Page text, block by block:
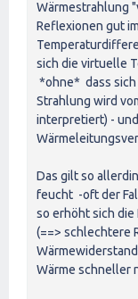
Wärmestrahlung
Reflexionen gut
sich die virtuelle
*ohne* dass sich
Strahlung wird
interpretiert) -
Das gilt so
feucht -oft der
so erhöht sich
(==> schlechtere
Wärme schneller